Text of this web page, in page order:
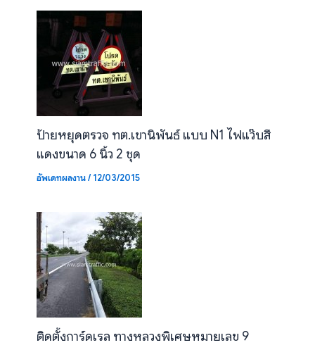
ป้ายหยุดตรวจ ทต.เขานิพันธ์ แบบ N1 ไฟแว๊บสี
แดงขนาด 6 นิ้ว 2 ชุด
อัพเดทผลงาน/12/03/2015
ติดตั้งการ์ดเรล ทางหลวงพิเศษหมายเลข 9